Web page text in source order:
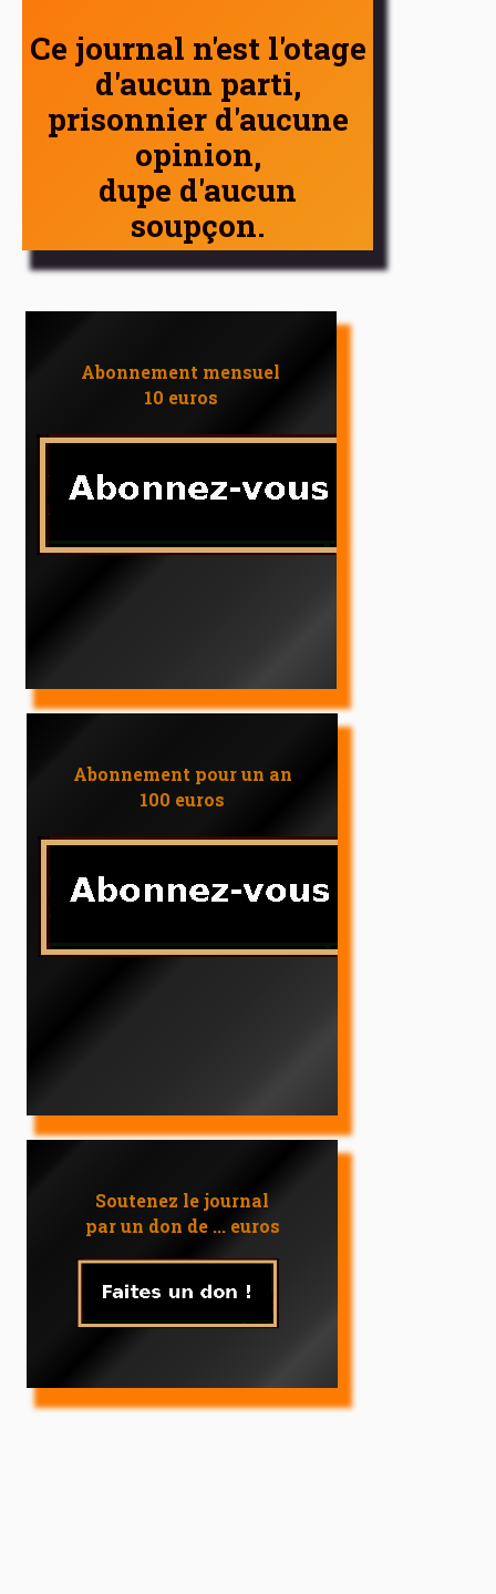
Ce journal n'est l'otage
d'aucun parti,
prisonnier d'aucune
opinion,
dupe d'aucun
soupçon.
Abonnement mensuel
10 euros
Abonnement pour un an
100 euros
Soutenez le journal
par un don de ... euros